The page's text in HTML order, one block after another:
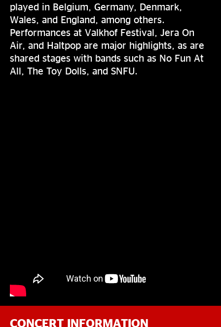
played in Belgium, Germany, Denmark,
Wales, and England, among others.
Performances at Valkhof Festival, Jera On
Air, and Haltpop are major highlights, as are
shared stages with bands such as No Fun At
All, The Toy Dolls, and SNFU.
CONCERT INFORMATION